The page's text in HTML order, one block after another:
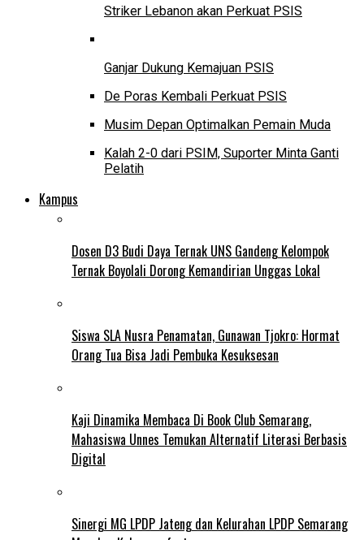
Striker Lebanon akan Perkuat PSIS
Ganjar Dukung Kemajuan PSIS
De Poras Kembali Perkuat PSIS
Musim Depan Optimalkan Pemain Muda
Kalah 2-0 dari PSIM, Suporter Minta Ganti
Pelatih
Kampus
Dosen D3 Budi Daya Ternak UNS Gandeng Kelompok
Ternak Boyolali Dorong Kemandirian Unggas Lokal
Siswa SLA Nusra Penamatan, Gunawan Tjokro: Hormat
Orang Tua Bisa Jadi Pembuka Kesuksesan
Kaji Dinamika Membaca Di Book Club Semarang,
Mahasiswa Unnes Temukan Alternatif Literasi Berbasis
Digital
Sinergi MG LPDP Jateng dan Kelurahan LPDP Semarang